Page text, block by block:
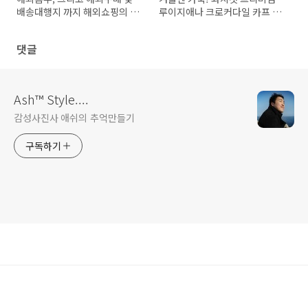
배송대행지 까지 해외쇼핑의 기
루이지애나 크로커다일 카프 디
댓글
Ash™ Style....
감성사진사 애쉬의 추억만들기
구독하기